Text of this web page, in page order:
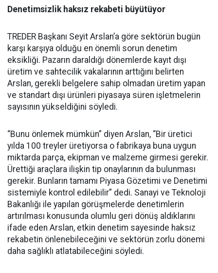
Denetimsizlik haksız rekabeti büyütüyor
TREDER Başkanı Seyit Arslan’a göre sektörün bugün
karşı karşıya olduğu en önemli sorun denetim
eksikliği. Pazarın daraldığı dönemlerde kayıt dışı
üretim ve sahtecilik vakalarının arttığını belirten
Arslan, gerekli belgelere sahip olmadan üretim yapan
ve standart dışı ürünleri piyasaya süren işletmelerin
sayısının yükseldiğini söyledi.
“Bunu önlemek mümkün” diyen Arslan, “Bir üretici
yılda 100 treyler üretiyorsa o fabrikaya buna uygun
miktarda parça, ekipman ve malzeme girmesi gerekir.
Ürettiği araçlara ilişkin tip onaylarının da bulunması
gerekir. Bunların tamamı Piyasa Gözetimi ve Denetimi
sistemiyle kontrol edilebilir” dedi. Sanayi ve Teknoloji
Bakanlığı ile yapılan görüşmelerde denetimlerin
artırılması konusunda olumlu geri dönüş aldıklarını
ifade eden Arslan, etkin denetim sayesinde haksız
rekabetin önlenebileceğini ve sektörün zorlu dönemi
daha sağlıklı atlatabileceğini söyledi.